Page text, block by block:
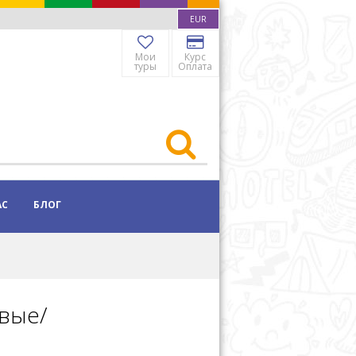
EUR
Мои
туры
Курс
Оплата
БЛОГ